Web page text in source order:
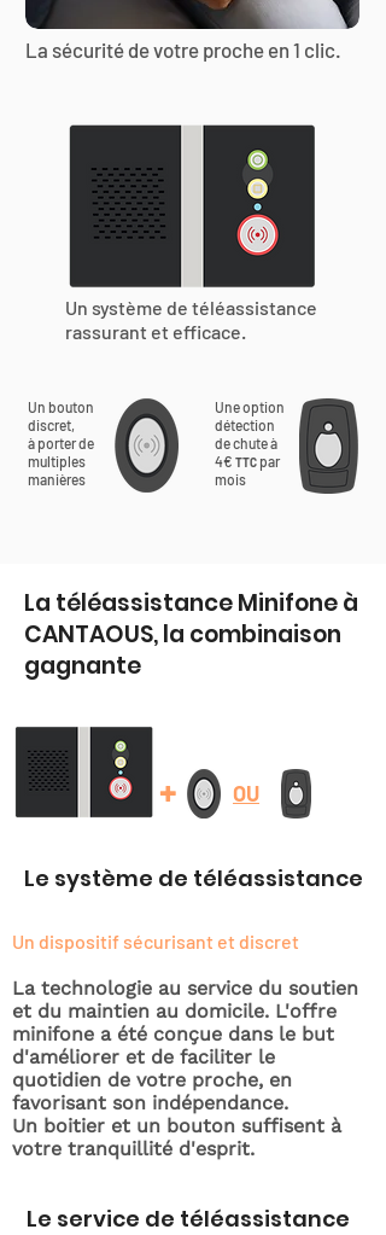
La sécurité de votre proche en 1 clic.
Un système de téléassistance
rassurant et efficace.
Un bouton
discret,
à porter de
multiples
manières
Une option
détection
de chute à
4€ TTC par
mois
La téléassistance Minifone à
CANTAOUS, la combinaison
gagnante
+ OU
Le système de téléassistance
Un dispositif sécurisant et discret
La technologie au service du soutien
et du maintien au domicile. L'offre
minifone a été conçue dans le but
d'améliorer et de faciliter le
quotidien de votre proche, en
favorisant son indépendance.
Un boitier et un bouton suffisent à
votre tranquillité d'esprit.
Le service de téléassistance